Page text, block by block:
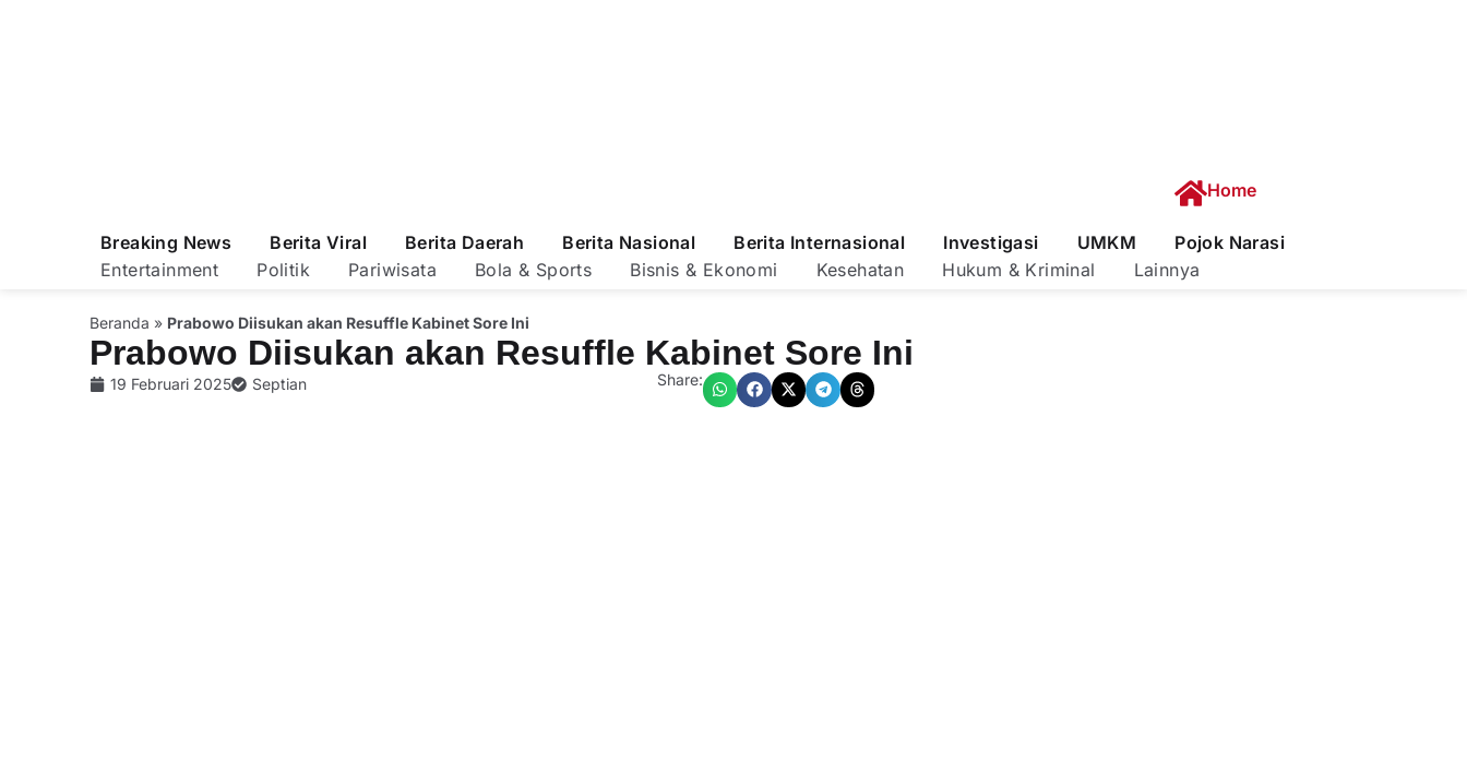
Home
Breaking News Berita Viral Berita Daerah Berita Nasional Berita Internasional Investigasi UMKM
Pojok Narasi
Entertainment
Politik Pariwisata Bola & Sports Bisnis & Ekonomi Kesehatan Hukum & Kriminal Lainnya
Beranda » Prabowo Diisukan akan Resuffle Kabinet Sore Ini
Prabowo Diisukan akan Resuffle Kabinet Sore Ini
19 Februari 2025 Septian Share: